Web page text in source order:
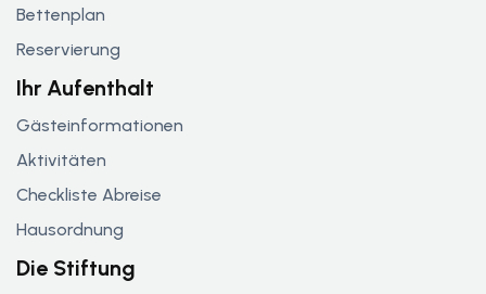
Bettenplan
Reservierung
Ihr Aufenthalt
Gästeinformationen
Aktivitäten
Checkliste Abreise
Hausordnung
Die Stiftung